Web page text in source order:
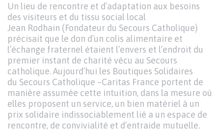
Un lieu de rencontre et d’adaptation aux besoins
des visiteurs et du tissu social local
Jean Rodhain (Fondateur du Secours Catholique)
précisait que le don d’un colis alimentaire et
l’échange fraternel étaient l’envers et l’endroit du
premier instant de charité vécu au Secours
catholique. Aujourd’hui les Boutiques Solidaires
du Secours Catholique –Caritas France portent de
manière assumée cette intuition, dans la mesure où
elles proposent un service, un bien matériel à un
prix solidaire indissociablement lié a un espace de
rencontre, de convivialité et d’entraide mutuelle.